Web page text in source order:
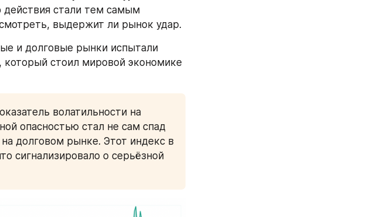
действия стали тем самым
выдержит ли рынок удар.
и долговые рынки испытали
стоил мировой экономике
волатильности на
опасностью стал не сам спад
долговом рынке. Этот индекс в
сигнализировало о серьёзной